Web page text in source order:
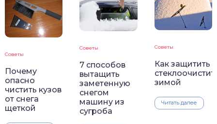
Советы
Почему
опасно
чистить кузов
от снега
щеткой
Советы
7 способов
вытащить
заметенную
снегом
машину из
сугроба
Советы
Как защитить
зимой
Читать далее